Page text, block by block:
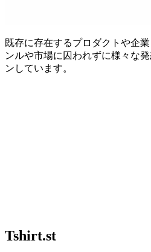
既存に存在するプロダクトや企
ンルや市場に囚われずに様々な
ンしています。
Tshirt.st